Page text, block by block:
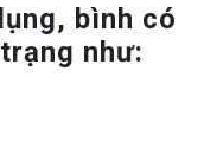
bình có
như: